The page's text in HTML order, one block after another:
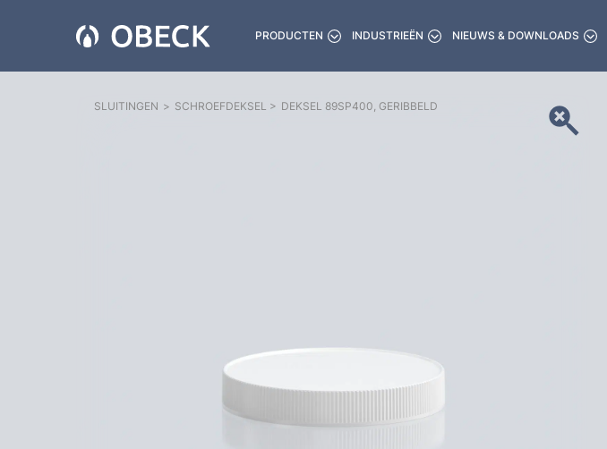
PRODUCTEN INDUSTRIEËN NIEUWS & DOWNLOADS
SLUITINGEN > SCHROEFDEKSEL > DEKSEL 89SP400, GERIBBELD